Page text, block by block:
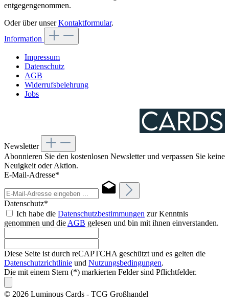
entgegengenommen.
Oder über unserKontaktformular.
Information
Impressum
Datenschutz
AGB
Widerrufsbelehrung
Jobs
Newsletter
Abonnieren Sie den kostenlosen Newsletter und verpassen Sie keine
Neuigkeit oder Aktion.
E-Mail-Adresse*
Datenschutz*
Ich habe die Datenschutzbestimmungen zur Kenntnis
genommen und die AGB gelesen und bin mit ihnen einverstanden.
Diese Seite ist durch reCAPTCHA geschützt und es gelten die
Datenschutzrichtlinie und Nutzungsbedingungen.
Die mit einem Stern (*) markierten Felder sind Pflichtfelder.
© 2026 Luminous Cards - TCG Großhandel